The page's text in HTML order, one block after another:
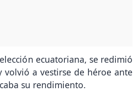
ecuatoriana, se redimió
a vestirse de héroe ante
su rendimiento.